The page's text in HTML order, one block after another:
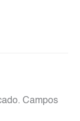
Campos